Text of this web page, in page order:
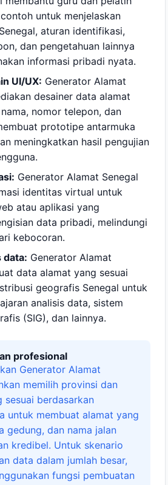
untuk menjelaskan
aturan identifikasi,
dan pengetahuan lainnya
informasi pribadi nyata.
UI/UX: Generator Alamat
desainer data alamat
nomor telepon, dan
prototipe antarmuka
meningkatkan hasil pengujian
Generator Alamat Senegal
identitas virtual untuk
atau aplikasi yang
data pribadi, melindungi
kebocoran.
data: Generator Alamat
data alamat yang sesuai
geografis Senegal untuk
analisis data, sistem
(SIG), dan lainnya.
profesional
Generator Alamat
memilih provinsi dan
sesuai berdasarkan
untuk membuat alamat yang
gedung, dan nama jalan
kredibel. Untuk skenario
data dalam jumlah besar,
fungsi pembuatan